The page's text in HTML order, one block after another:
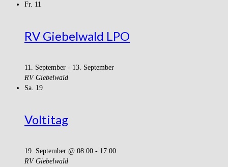
Fr. 11
RV Giebelwald LPO
11. September - 13. September
RV Giebelwald
Sa. 19
Voltitag
19. September @ 08:00 - 17:00
RV Giebelwald